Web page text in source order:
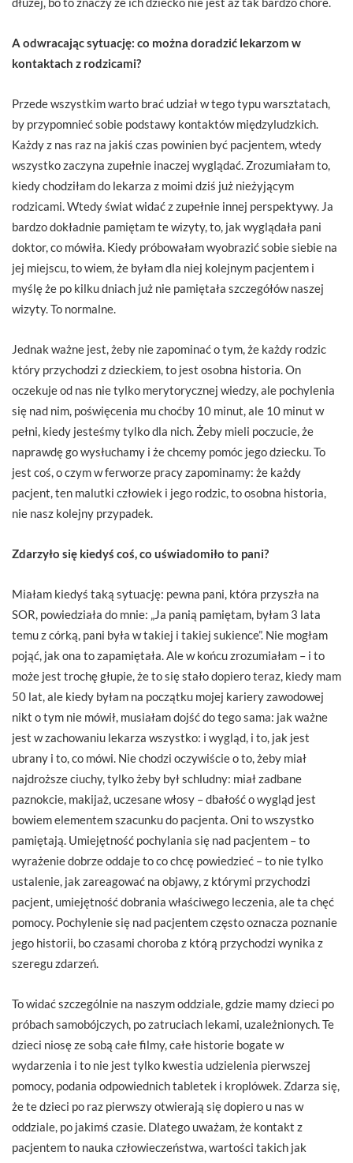
A odwracając sytuację: co można doradzić lekarzom w
kontaktach z rodzicami?
Przede wszystkim warto brać udział w tego typu warsztatach,
by przypomnieć sobie podstawy kontaktów międzyludzkich.
Każdy z nas raz na jakiś czas powinien być pacjentem, wtedy
wszystko zaczyna zupełnie inaczej wyglądać. Zrozumiałam to,
kiedy chodziłam do lekarza z moimi dziś już nieżyjącym
rodzicami. Wtedy świat widać z zupełnie innej perspektywy. Ja
bardzo dokładnie pamiętam te wizyty, to, jak wyglądała pani
doktor, co mówiła. Kiedy próbowałam wyobrazić sobie siebie na
jej miejscu, to wiem, że byłam dla niej kolejnym pacjentem i
myślę że po kilku dniach już nie pamiętała szczegółów naszej
wizyty. To normalne.
Jednak ważne jest, żeby nie zapominać o tym, że każdy rodzic
który przychodzi z dzieckiem, to jest osobna historia. On
oczekuje od nas nie tylko merytorycznej wiedzy, ale pochylenia
się nad nim, poświęcenia mu choćby 10 minut, ale 10 minut w
pełni, kiedy jesteśmy tylko dla nich. Żeby mieli poczucie, że
naprawdę go wysłuchamy i że chcemy pomóc jego dziecku. To
jest coś, o czym w ferworze pracy zapominamy: że każdy
pacjent, ten malutki człowiek i jego rodzic, to osobna historia,
nie nasz kolejny przypadek.
Zdarzyło się kiedyś coś, co uświadomiło to pani?
Miałam kiedyś taką sytuację: pewna pani, która przyszła na
SOR, powiedziała do mnie: „Ja panią pamiętam, byłam 3 lata
temu z córką, pani była w takiej i takiej sukience”. Nie mogłam
pojąć, jak ona to zapamiętała. Ale w końcu zrozumiałam – i to
może jest trochę głupie, że to się stało dopiero teraz, kiedy mam
50 lat, ale kiedy byłam na początku mojej kariery zawodowej
nikt o tym nie mówił, musiałam dojść do tego sama: jak ważne
jest w zachowaniu lekarza wszystko: i wygląd, i to, jak jest
ubrany i to, co mówi. Nie chodzi oczywiście o to, żeby miał
najdroższe ciuchy, tylko żeby był schludny: miał zadbane
paznokcie, makijaż, uczesane włosy – dbałość o wygląd jest
bowiem elementem szacunku do pacjenta. Oni to wszystko
pamiętają. Umiejętność pochylania się nad pacjentem – to
wyrażenie dobrze oddaje to co chcę powiedzieć – to nie tylko
ustalenie, jak zareagować na objawy, z którymi przychodzi
pacjent, umiejętność dobrania właściwego leczenia, ale ta chęć
pomocy. Pochylenie się nad pacjentem często oznacza poznanie
jego historii, bo czasami choroba z którą przychodzi wynika z
szeregu zdarzeń.
To widać szczególnie na naszym oddziale, gdzie mamy dzieci po
próbach samobójczych, po zatruciach lekami, uzależnionych. Te
dzieci niosę ze sobą całe filmy, całe historie bogate w
wydarzenia i to nie jest tylko kwestia udzielenia pierwszej
pomocy, podania odpowiednich tabletek i kroplówek. Zdarza się,
że te dzieci po raz pierwszy otwierają się dopiero u nas w
oddziale, po jakimś czasie. Dlatego uważam, że kontakt z
pacjentem to nauka człowieczeństwa, wartości takich jak